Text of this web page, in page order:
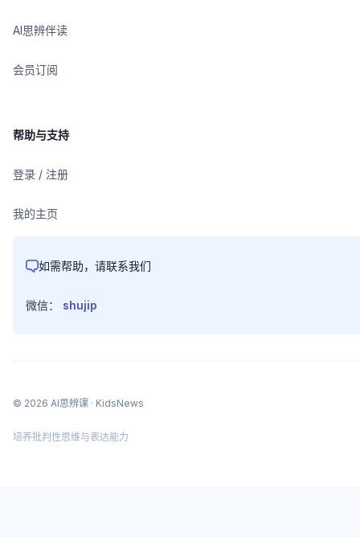
AI思辨伴读
会员订阅
帮助与支持
登录 / 注册
我的主页
如需帮助，请联系我们
微信： shujip
© 2026 AI思辨课 · KidsNews
培养批判性思维与表达能力